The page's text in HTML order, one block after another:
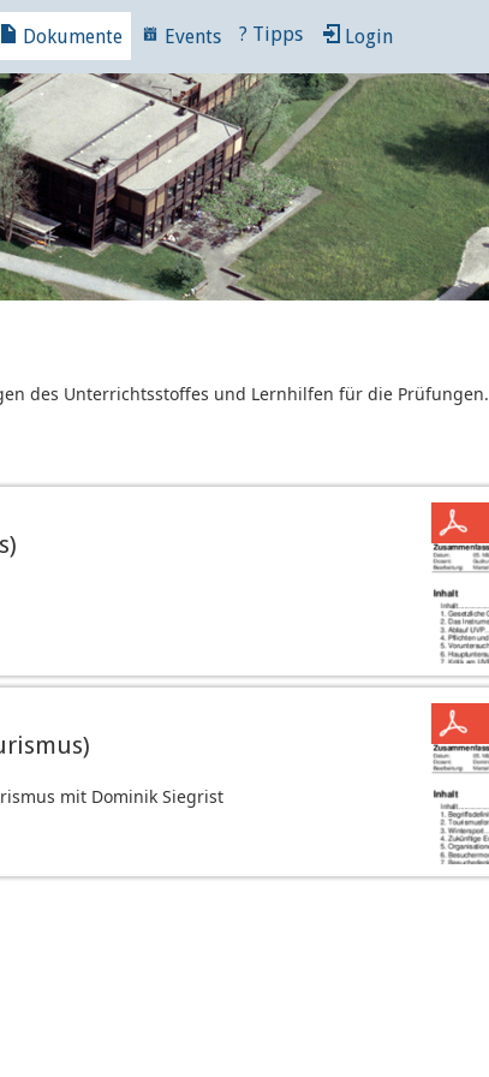
Dokumente Events ? Tipps Login
des Unterrichtsstoffes und Lernhilfen für die Prüfungen.
mit Dominik Siegrist